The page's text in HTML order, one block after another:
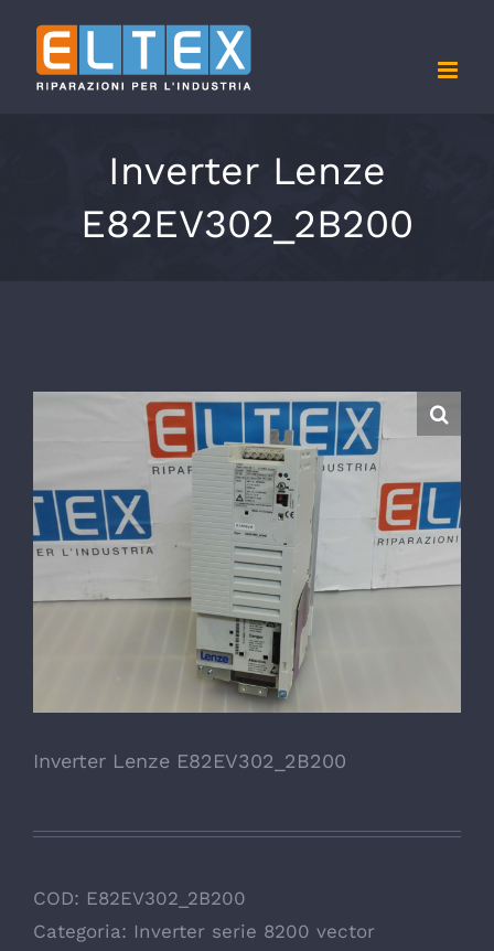
contenuto
Inverter Lenze
E82EV302_2B200
Inverter Lenze E82EV302_2B200
COD: E82EV302_2B200
Categoria: Inverter serie 8200 vector